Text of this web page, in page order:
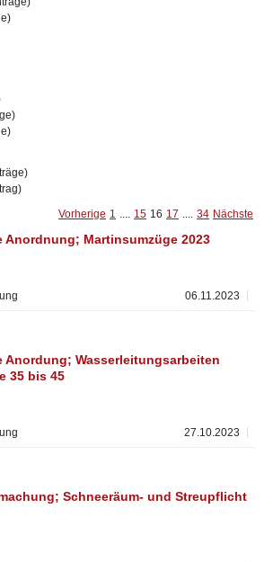
Vorherige 1 .... 15 16 17 .... 34 Nächste
Anordnung; Martinsumzüge 2023
06.11.2023
Anordung; Wasserleitungsarbeiten
35 bis 45
27.10.2023
Schneeräum- und Streupflicht